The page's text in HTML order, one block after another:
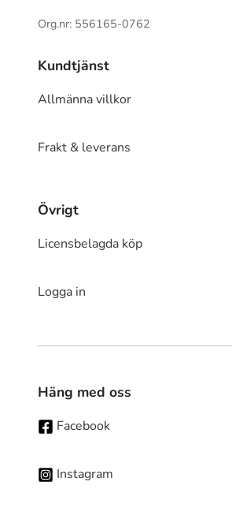
Org.nr: 556165-0762
Kundtjänst
Allmänna villkor
Frakt & leverans
Övrigt
Licensbelagda köp
Logga in
Häng med oss
Facebook
Instagram